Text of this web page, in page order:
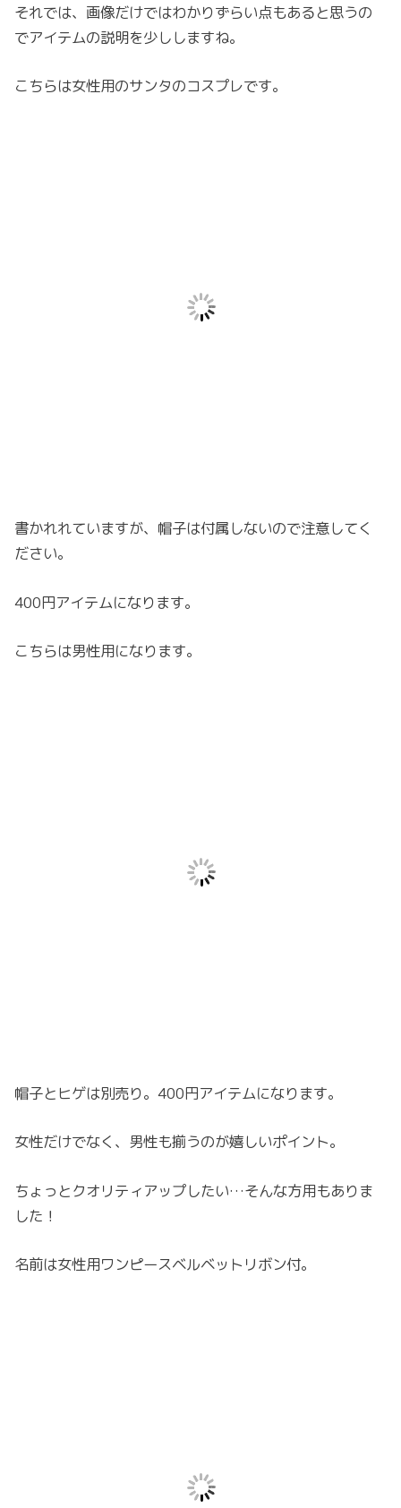
それでは、画像だけではわかりずらい点もあると思うの
でアイテムの説明を少ししますね。
こちらは女性用のサンタのコスプレです。
書かれれていますが、帽子は付属しないので注意してく
ださい。
400円アイテムになります。
こちらは男性用になります。
帽子とヒゲは別売り。400円アイテムになります。
女性だけでなく、男性も揃うのが嬉しいポイント。
ちょっとクオリティアップしたい…そんな方用もありま
した！
名前は女性用ワンピースベルベットリボン付。